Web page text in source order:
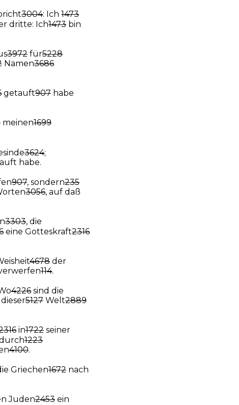
3004: Ich 1473
dritte: Ich1473 bin
3972 für5228
Namen3686
getauft907 habe
meinen1699
3624;
habe.
907, sondern235
3056, auf daß
3303, die
eine Gotteskraft2316
4678 der
114.
4226 sind die
dieser5127 Welt2889
in1722 seiner
1223
4100.
Griechen1672 nach
Juden2453 ein